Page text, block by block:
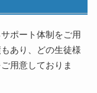
ポート体制をご用
あり、どの生徒様
用意しておりま